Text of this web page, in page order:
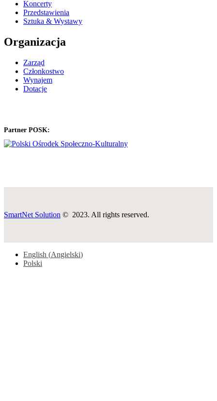
Koncerty
Przedstawienia
Sztuka & Wystawy
Organizacja
Zarząd
Członkostwo
Wynajem
Dotacje
Partner POSK:
SmartNet Solution © 2023. All rights reserved.
English (Angielski)
Polski